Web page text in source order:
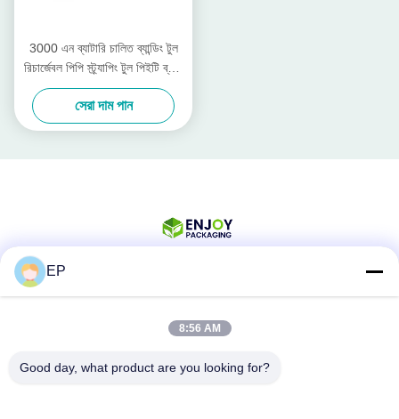
3000 এন ব্যাটারি চালিত ব্যান্ডিং টুল
রিচার্জেবল পিপি স্ট্র্যাপিং টুল পিইটি ব্যান্ড
13 মিমি - 19 মিমি
সেরা দাম পান
EP
8:56 AM
Good day, what product are you looking for?